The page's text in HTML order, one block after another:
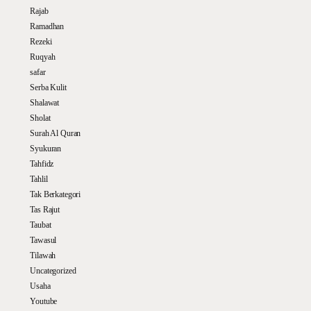
Rajab
Ramadhan
Rezeki
Ruqyah
safar
Serba Kulit
Shalawat
Sholat
Surah Al Quran
Syukuran
Tahfidz
Tahlil
Tak Berkategori
Tas Rajut
Taubat
Tawasul
Tilawah
Uncategorized
Usaha
Youtube